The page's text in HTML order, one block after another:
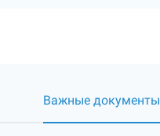
Важные документы